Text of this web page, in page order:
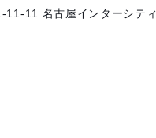
11-11 名古屋インターシティ